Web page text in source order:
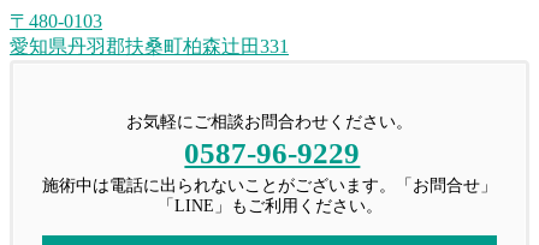
〒480-0103
愛知県丹羽郡扶桑町柏森辻田331
お気軽にご相談お問合わせください。
0587-96-9229
施術中は電話に出られないことがございます。「お問合せ」
「LINE」もご利用ください。